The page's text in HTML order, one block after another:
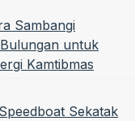
Sambangi
untuk
Kamtibmas
Sekatak